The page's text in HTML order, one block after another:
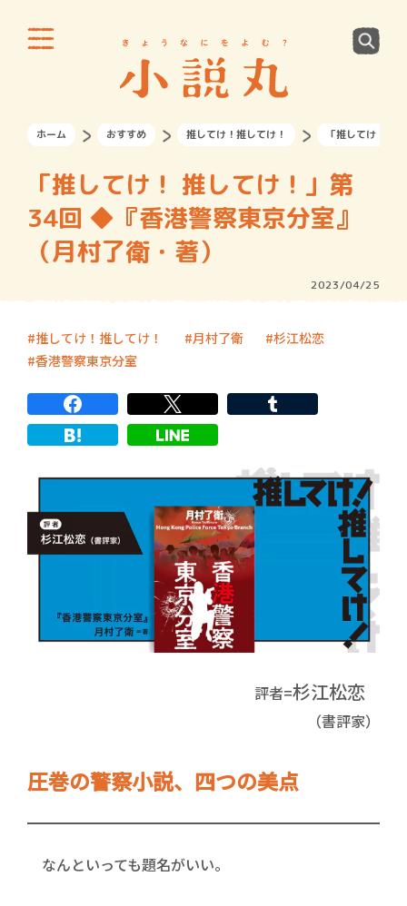
ホーム おすすめ 推してけ！推してけ！ 「推してけ！
「推してけ！ 推してけ！」第
34回 ◆『香港警察東京分室』
（月村了衛・著）
2023/04/25
推してけ！推してけ！ 月村了衛
杉江松恋
香港警察東京分室
評者=杉江松恋
（書評家）
圧巻の警察小説、四つの美点
なんといっても題名がいい。